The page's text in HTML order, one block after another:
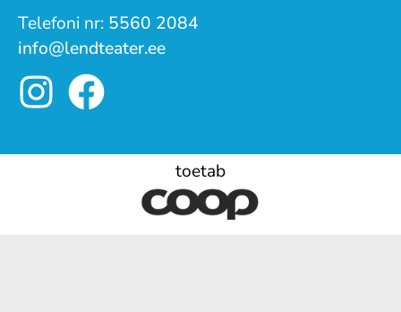
Telefoni nr: 5560 2084
info@lendteater.ee
toetab